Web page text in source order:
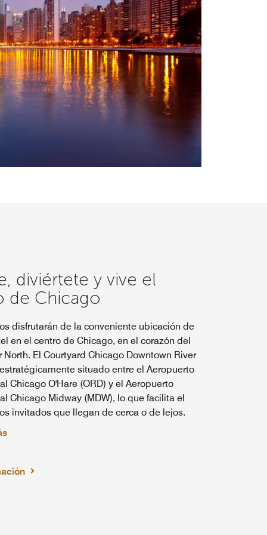
diviértete y vive el
de Chicago
disfrutarán de la conveniente ubicación de
en el centro de Chicago, en el corazón del
North. El Courtyard Chicago Downtown River
situado entre el Aeropuerto
Chicago O'Hare (ORD) y el Aeropuerto
Chicago Midway (MDW), lo que facilita el
invitados que llegan de cerca o de lejos.